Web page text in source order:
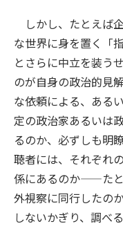
しかし、たとえば
な世界に身を置く「
とさらに中立を装う
のが自身の政治的見
な依頼による、ある
定の政治家あるいは
るのか、必ずしも明
聴者には、それぞれ
係にあるのか——た
外視察に同行したの
しないかぎり、調べ